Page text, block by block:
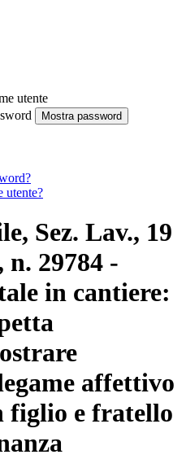
utente
Mostra password
utente?
Sez. Lav., 19
n. 29784 -
in cantiere:
affettivo
figlio e fratello